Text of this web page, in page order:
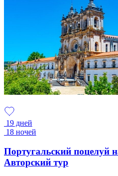
19 дней
18 ночей
Португальский поцелуй
Авторский тур